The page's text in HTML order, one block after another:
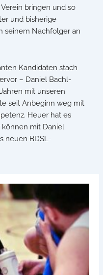
bringen und so
und bisherige
seinem Nachfolger an
Kandidaten stach
– Daniel Bachl-
mit unseren
seit Anbeginn weg mit
Heuer hat es
mit Daniel
neuen BDSL-